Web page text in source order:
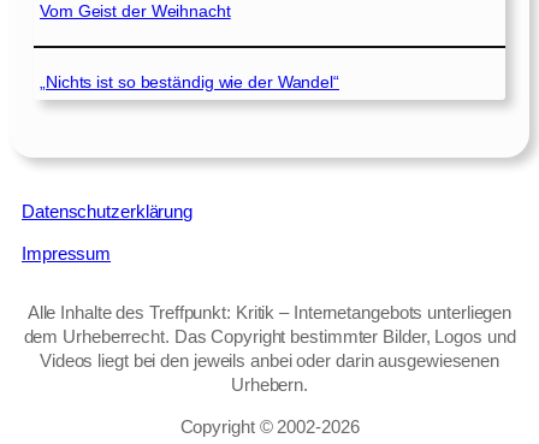
Vom Geist der Weihnacht
„Nichts ist so beständig wie der Wandel“
Datenschutzerklärung
Impressum
Alle Inhalte des Treffpunkt: Kritik – Internetangebots unterliegen
dem Urheberrecht. Das Copyright bestimmter Bilder, Logos und
Videos liegt bei den jeweils anbei oder darin ausgewiesenen
Urhebern.
Copyright © 2002‑2026